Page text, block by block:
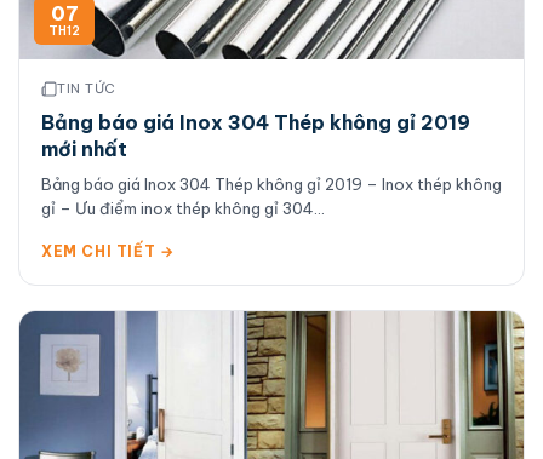
07
TH12
TIN TỨC
Bảng báo giá Inox 304 Thép không gỉ 2019
mới nhất
Bảng báo giá Inox 304 Thép không gỉ 2019 – Inox thép không
gỉ – Ưu điểm inox thép không gỉ 304...
XEM CHI TIẾT →